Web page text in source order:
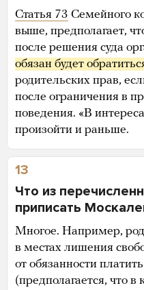
Статья 73 Семейного
выше, предполагает,
после решения суда
обязан будет
родительских прав,
после ограничения в
поведения. «В
произойти и раньше.
13
Что из
приписать
Многое. Например,
в местах лишения
от обязанности
(предполагается, что